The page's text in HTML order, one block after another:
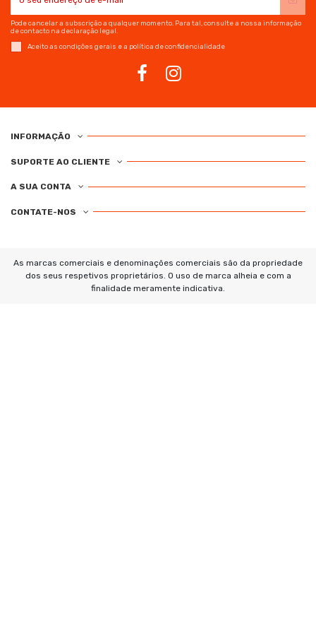
Pode cancelar a subscrição a qualquer momento. Para tal, consulte a nossa informação
de contacto na declaração legal.
Aceito as condições gerais e a política de confidencialidade
INFORMAÇÃO
SUPORTE AO CLIENTE
A SUA CONTA
CONTATE-NOS
As marcas comerciais e denominações comerciais são da propriedade
dos seus respetivos proprietários. O uso de marca alheia e com a
finalidade meramente indicativa.